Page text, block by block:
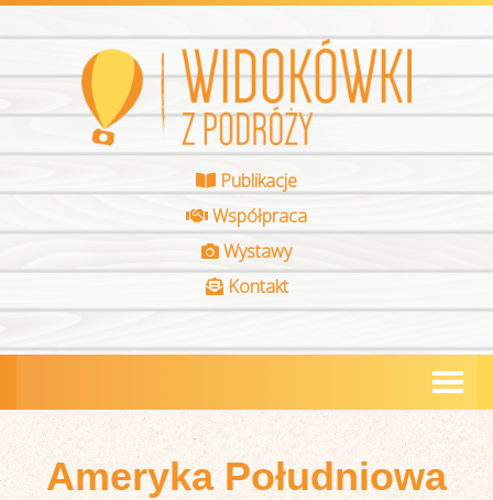
Publikacje
Współpraca
Wystawy
Kontakt
Ameryka Południowa